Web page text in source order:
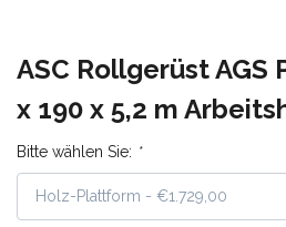
ASC Rollgerüst AGS
x 190 x 5,2 m
Bitte wählen Sie: *